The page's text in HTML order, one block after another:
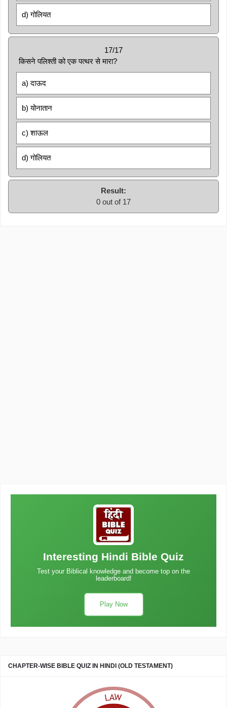
d) गोलियत
17/17
किसने पलिश्ती को एक पत्थर से मारा?
a) दाऊद
b) योनातान
c) शाऊल
d) गोलियत
Result:
0 out of 17
Interesting Hindi Bible Quiz
Test your Biblical knowledge and become top on the
leaderboard!
Play Now
CHAPTER-WISE BIBLE QUIZ IN HINDI (OLD TESTAMENT)